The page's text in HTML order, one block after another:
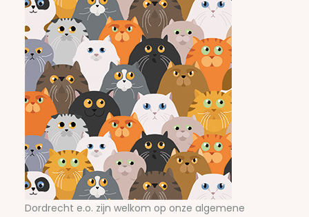
Dordrecht e.o. zijn welkom op onze algemene